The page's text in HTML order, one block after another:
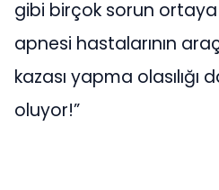
gibi birçok sorun ortaya
apnesi hastalarının
kazası yapma
oluyor!”